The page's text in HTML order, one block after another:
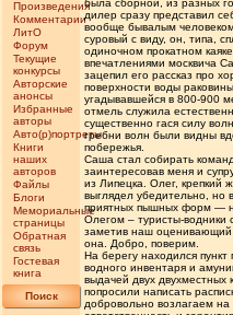
Произведения
Комментарии
ЛитО
Форум
Текущие
конкурсы
Авторские
анонсы
Избранные
авторы
Авто(р)портреты
Книги
наших
авторов
Файлы
Блоги
Мемориальные
страницы
Обратная
связь
Гостевая
книга
Поиск
была сборной, из разных
дилер сразу представил
вообще бывалым
суровый с виду, он, типа,
одиночном прокатном
впечатлениями москвича
зацепил его рассказ про
поверхности воды
угадывавшейся в 800-900
отмель служила
существенно гася силу
гребни волн были видны
побережья.
Саша стал собирать
заинтересовав меня и
из Липецка. Олег, крепкий
выглядел убедительно, но
приятных пышных форм —
Олегом – туристы-водники
заметив наш оценивающий
она. Добро, поверим.
На берегу находился пункт
водного инвентаря и
выдачей двух двухместных
попросили написать
добровольно возлагаем на